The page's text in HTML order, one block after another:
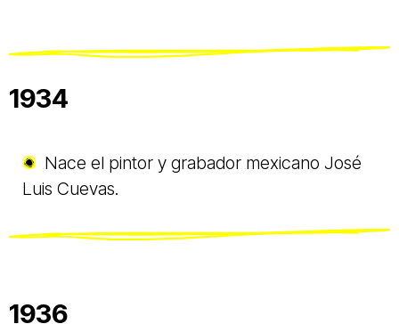
1934
Nace el pintor y grabador mexicano José
Luis Cuevas.
1936